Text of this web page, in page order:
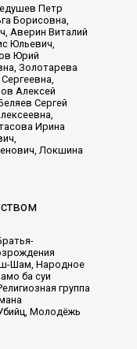
Петр
Борисовна,
Аверин Виталий
Юльевич,
Юрий
Золотарева
Алексей
Сергей
Ирина
Локшина
Шам, Народное
ба суи
группа
Молодёжь